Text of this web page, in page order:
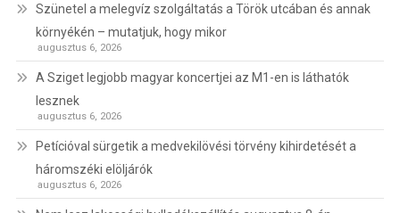
Szünetel a melegvíz szolgáltatás a Török utcában és annak
környékén – mutatjuk, hogy mikor
augusztus 6, 2026
A Sziget legjobb magyar koncertjei az M1-en is láthatók
lesznek
augusztus 6, 2026
Petícióval sürgetik a medvekilövési törvény kihirdetését a
háromszéki elöljárók
augusztus 6, 2026